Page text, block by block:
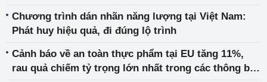
Chương trình dán nhãn năng lượng tại Việt Nam:
Phát huy hiệu quả, đi đúng lộ trình
Cảnh báo về an toàn thực phẩm tại EU tăng 11%,
rau quả chiếm tỷ trọng lớn nhất trong các thông báo